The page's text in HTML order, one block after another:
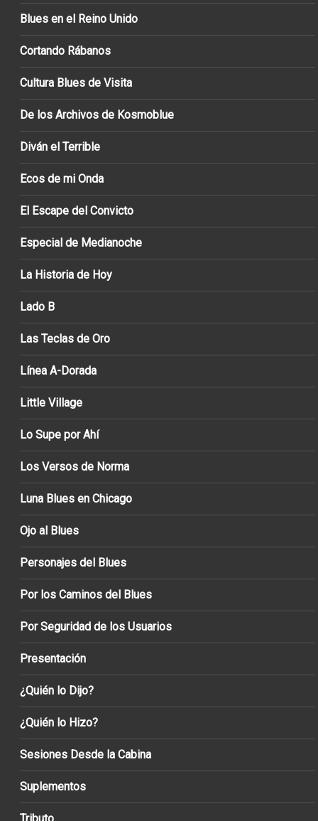
Blues en el Reino Unido
Cortando Rábanos
Cultura Blues de Visita
De los Archivos de Kosmoblue
Diván el Terrible
Ecos de mi Onda
El Escape del Convicto
Especial de Medianoche
La Historia de Hoy
Lado B
Las Teclas de Oro
Línea A-Dorada
Little Village
Lo Supe por Ahí
Los Versos de Norma
Luna Blues en Chicago
Ojo al Blues
Personajes del Blues
Por los Caminos del Blues
Por Seguridad de los Usuarios
Presentación
¿Quién lo Dijo?
¿Quién lo Hizo?
Sesiones Desde la Cabina
Suplementos